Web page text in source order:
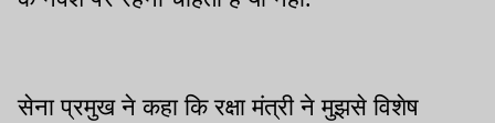
सेना प्रमुख ने कहा कि रक्षा मंत्री ने मुझसे विशेष